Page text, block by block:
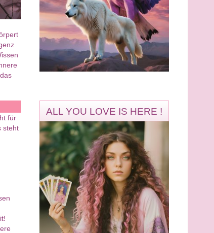
Aura Solaris
Bewertungen: 197
Noela
PIN: 547
Bewertungen: 0
für
steht
ALL YOU LOVE IS HERE !